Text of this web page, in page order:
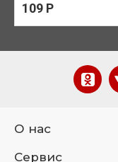
109 Р
О нас
Сервис